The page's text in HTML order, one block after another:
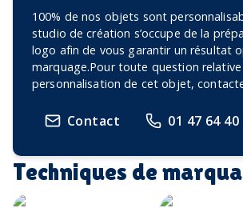
100% de nos objets sont
studio de création s’occupe de la
logo afin de vous garantir un résultat
marquage.Pour toute question relative
personnalisation de cet objet,
Contact 01 47 64 40
Techniques de